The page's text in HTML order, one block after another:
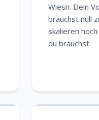
Wiesn. Dein
brauchst null
skalieren
du brauchst.